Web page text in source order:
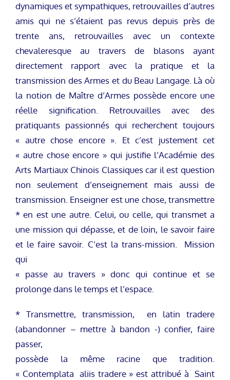
dynamiques et sympathiques, retrouvailles d’autres
amis qui ne s’étaient pas revus depuis près de
trente ans, retrouvailles avec un contexte
chevaleresque au travers de blasons ayant
directement rapport avec la pratique et la
transmission des Armes et du Beau Langage. Là où
la notion de Maître d’Armes possède encore une
réelle signification. Retrouvailles avec des
pratiquants passionnés qui recherchent toujours
« autre chose encore ». Et c’est justement cet
« autre chose encore » qui justifie l’Académie des
Arts Martiaux Chinois Classiques car il est question
non seulement d’enseignement mais aussi de
transmission. Enseigner est une chose, transmettre
* en est une autre. Celui, ou celle, qui transmet a
une mission qui dépasse, et de loin, le savoir faire
et le faire savoir. C’est la trans-mission. Mission
qui
« passe au travers » donc qui continue et se
prolonge dans le temps et l’espace.
* Transmettre, transmission, en latin tradere
(abandonner – mettre à bandon -) confier, faire
passer,
possède la même racine que tradition.
« Contemplata aliis tradere » est attribué à Saint